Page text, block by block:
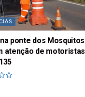
ponte dos Mosquitos
atenção de motoristas